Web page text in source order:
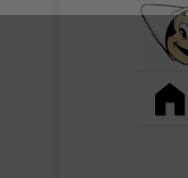
I
i